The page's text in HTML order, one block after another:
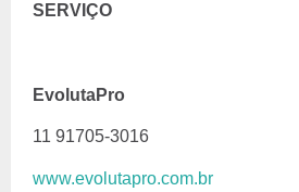
SERVIÇO
EvolutaPro
11 91705-3016
www.evolutapro.com.br